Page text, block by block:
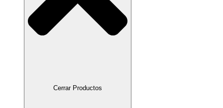
Cerrar Productos